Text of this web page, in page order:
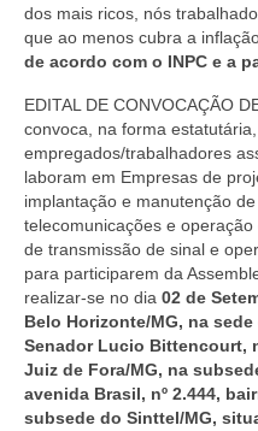
dos mais ricos, nós
que ao menos cubra a
de acordo com o INPC e a
EDITAL DE CONVOCAÇÃO
convoca, na forma
empregados/trabalhadores
laboram em Empresas de
implantação e manutenção
telecomunicações e
de transmissão de sinal e
para participarem da
realizar-se no dia 02 de
Belo Horizonte/MG, na
Senador Lucio Bittencourt,
Juiz de Fora/MG, na
avenida Brasil, nº 2.444,
subsede do Sinttel/MG,